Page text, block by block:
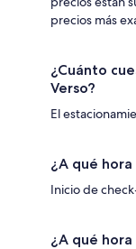
precios más
¿Cuánto
Verso?
El
¿A qué
Inicio de
¿A qué